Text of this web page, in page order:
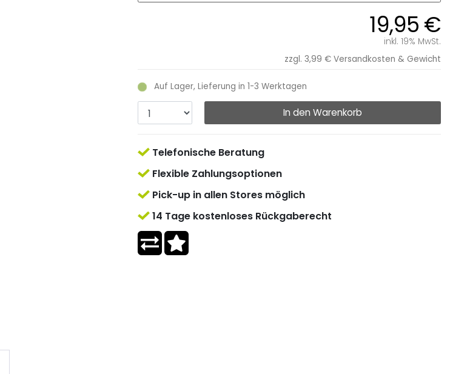
19,95 €
inkl. 19% MwSt.
zzgl. 3,99 € Versandkosten & Gewicht
Auf Lager, Lieferung in 1-3 Werktagen
In den Warenkorb
Telefonische Beratung
Flexible Zahlungsoptionen
Pick-up in allen Stores möglich
14 Tage kostenloses Rückgaberecht